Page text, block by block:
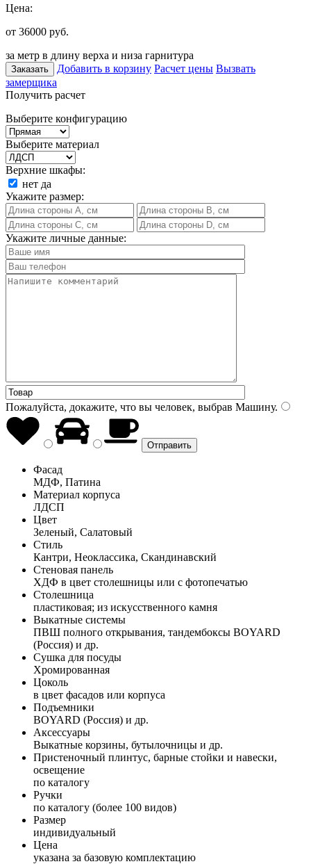
Цена:
от 36000 руб.
за метр в длину верха и низа гарнитура
Заказать Добавить в корзину Расчет цены Вызвать
замерщика
Получить расчет
Выберите конфигурацию
Выберите материал
Верхние шкафы:
нет да
Укажите размер:
Укажите личные данные:
Пожалуйста, докажите, что вы человек, выбрав Машину.
Фасад
МДФ, Патина
Материал корпуса
ЛДСП
Цвет
Зеленый, Салатовый
Стиль
Кантри, Неоклассика, Скандинавский
Стеновая панель
ХДФ в цвет столешницы или с фотопечатью
Столешница
пластиковая; из искусственного камня
Выкатные системы
ПВШ полного открывания, тандембоксы BOYARD
(Россия) и др.
Сушка для посуды
Хромированная
Цоколь
в цвет фасадов или корпуса
Подъемники
BOYARD (Россия) и др.
Аксессуары
Выкатные корзины, бутылочницы и др.
Пристеночный плинтус, барные стойки и навески,
освещение
по каталогу
Ручки
по каталогу (более 100 видов)
Размер
индивидуальный
Цена
указана за базовую комплектацию